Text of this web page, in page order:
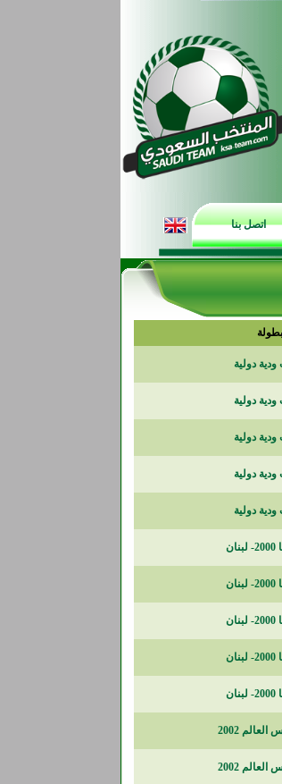
اتصل بنا
ودية دولية
ودية دولية
ودية دولية
ودية دولية
ودية دولية
2002
2002